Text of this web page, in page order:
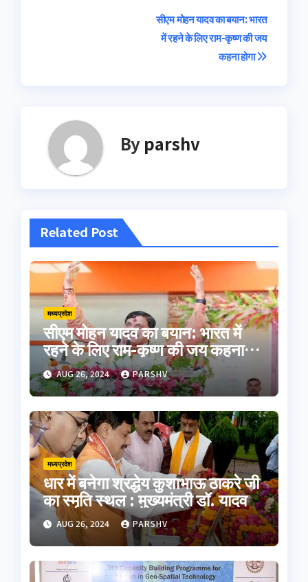
सीएम मोहन यादव का बयान: भारत
में रहने के लिए राम-कृष्ण की जय
कहना होगा
By parshv
Related Post
मध्यप्रदेश
सीएम मोहन यादव का बयान: भारत में
रहने के लिए राम-कृष्ण की जय कहना
होगाAUG 26, 2024 PARSHV
मध्यप्रदेश
धार में बनेगा श्रद्धेय कुशाभाऊ ठाकरे जी
का स्मृति स्थल : मुख्यमंत्री डॉ. यादव
AUG 26, 2024 PARSHV